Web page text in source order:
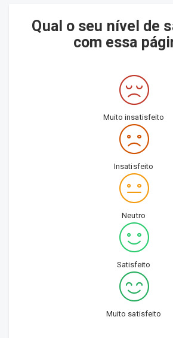
Qual o seu nível de
com essa
Muito insatisfeito
Insatisfeito
Neutro
Satisfeito
Muito satisfeito